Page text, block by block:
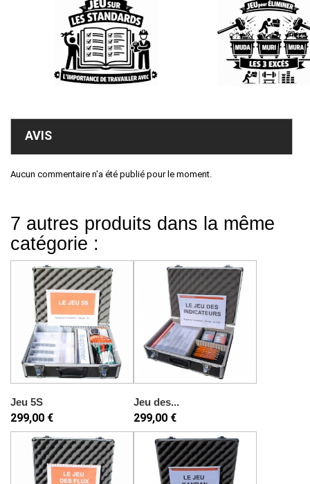
AVIS
Aucun commentaire n'a été publié pour le moment.
7 autres produits dans la même
catégorie :
Jeu 5S
299,00 €
Jeu des...
299,00 €